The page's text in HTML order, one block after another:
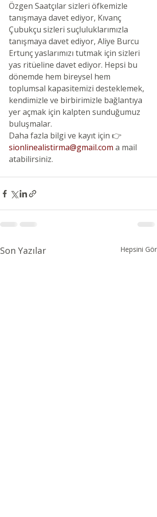
Özgen Saatçılar sizleri öfkemizle
tanışmaya davet ediyor, Kıvanç
Çubukçu sizleri suçluluklarımızla
tanışmaya davet ediyor, Aliye Burcu
Ertunç yaslarımızı tutmak için sizleri
yas ritüeline davet ediyor. Hepsi bu
dönemde hem bireysel hem
toplumsal kapasitemizi desteklemek,
kendimizle ve birbirimizle bağlantıya
yer açmak için kalpten sunduğumuz
buluşmalar.
Daha fazla bilgi ve kayıt için 👉
sionlinealistirma@gmail.com a mail
atabilirsiniz.
Son Yazılar Hepsini Gör